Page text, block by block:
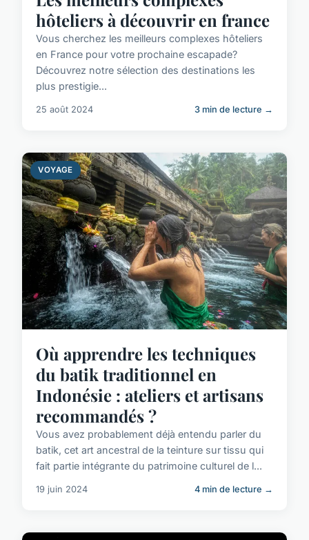
hôteliers à découvrir en france
Vous cherchez les meilleurs complexes hôteliers
en France pour votre prochaine escapade?
Découvrez notre sélection des destinations les
plus prestigie...
25 août 2024 3 min de lecture →
VOYAGE
Où apprendre les techniques
du batik traditionnel en
Indonésie : ateliers et artisans
recommandés ?
Vous avez probablement déjà entendu parler du
batik, cet art ancestral de la teinture sur tissu qui
fait partie intégrante du patrimoine culturel de l...
19 juin 2024 4 min de lecture →